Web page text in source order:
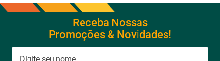
Receba Nossas
Promoções & Novidades!